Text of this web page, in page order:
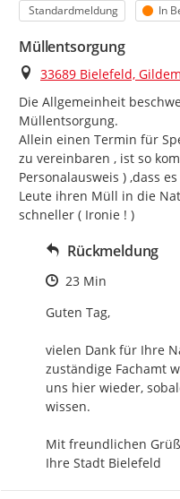
Kategorie
Standardmeldung In
Müllentsorgung
Ort
33689 Bielefeld,
Die Allgemeinheit
Müllentsorgung.
Allein einen Termin für
zu vereinbaren , ist so
Personalausweis ) ,dass
Leute ihren Müll in die
schneller ( Ironie ! )
Rückmeldung
Zeitpunkt des
23 Min
Guten Tag,
vielen Dank für Ihre
zuständige Fachamt
uns hier wieder,
wissen.
Mit freundlichen
Ihre Stadt Bielefeld